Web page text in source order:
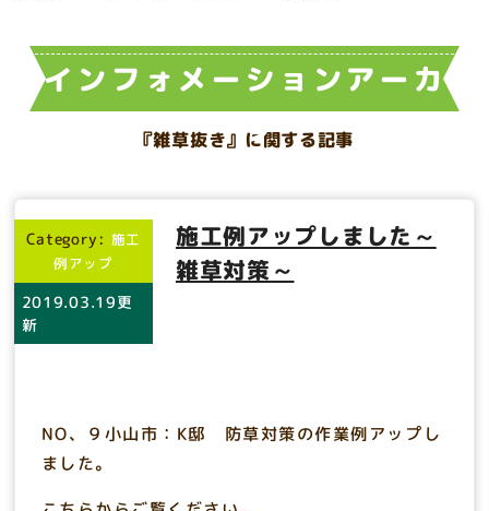
インフォメーションアーカ
イブ
『雑草抜き』に関する記事
Category: 施工
例アップ
2019.03.19更
新
施工例アップしました～
雑草対策～
NO、９小山市：K邸 防草対策の作業例アップし
ました。